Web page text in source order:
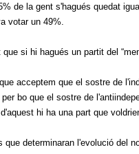
de la gent s'hagués quedat
votar un 49%.
si hi hagués un partit del
acceptem que el sostre de
bo que el sostre de
hi ha una part que
que determinaran l'evolució del